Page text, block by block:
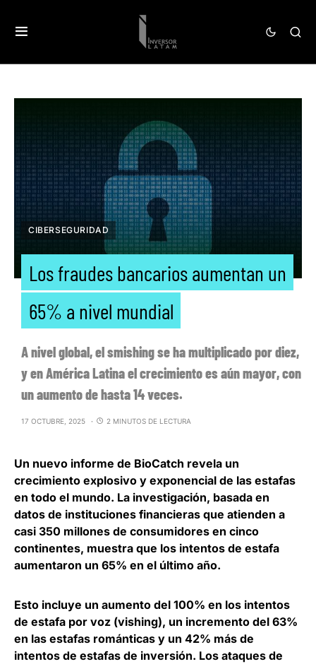
CIBERSEGURIDAD
Los fraudes bancarios aumentan un
65% a nivel mundial
A nivel global, el smishing se ha multiplicado por diez,
y en América Latina el crecimiento es aún mayor, con
un aumento de hasta 14 veces.
17 OCTUBRE, 2025 2 MINUTOS DE LECTURA
Un nuevo informe de BioCatch revela un
crecimiento explosivo y exponencial de las estafas
en todo el mundo. La investigación, basada en
datos de instituciones financieras que atienden a
casi 350 millones de consumidores en cinco
continentes, muestra que los intentos de estafa
aumentaron un 65% en el último año.
Esto incluye un aumento del 100% en los intentos
de estafa por voz (vishing), un incremento del 63%
en las estafas románticas y un 42% más de
intentos de estafas de inversión. Los ataques de